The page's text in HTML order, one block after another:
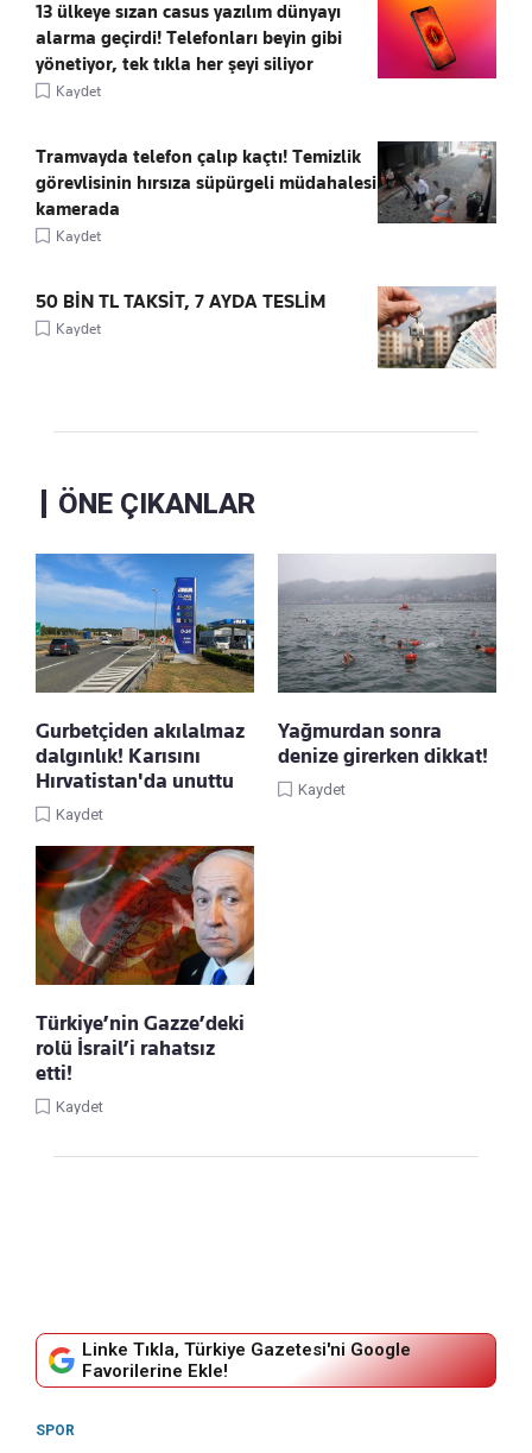
13 ülkeye sızan casus yazılım dünyayı
alarma geçirdi! Telefonları beyin gibi
yönetiyor, tek tıkla her şeyi siliyor
Kaydet
Tramvayda telefon çalıp kaçtı! Temizlik
görevlisinin hırsıza süpürgeli müdahalesi
kamerada
Kaydet
50 BİN TL TAKSİT, 7 AYDA TESLİM
Kaydet
ÖNE ÇIKANLAR
Gurbetçiden akılalmaz
dalgınlık! Karısını
Hırvatistan'da unuttu
Kaydet
Yağmurdan sonra
denize girerken dikkat!
Kaydet
Türkiye’nin Gazze’deki
rolü İsrail’i rahatsız
etti!
Kaydet
Linke Tıkla, Türkiye Gazetesi'ni Google
Favorilerine Ekle!
SPOR